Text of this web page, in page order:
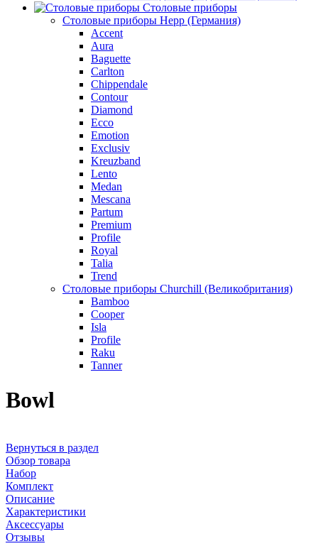
Столовые приборы
Столовые приборы Hepp (Германия)
Accent
Aura
Baguette
Carlton
Chippendale
Contour
Diamond
Ecco
Emotion
Exclusiv
Kreuzband
Lento
Medan
Mescana
Partum
Premium
Profile
Royal
Talia
Trend
Столовые приборы Churchill (Великобритания)
Bamboo
Cooper
Isla
Profile
Raku
Tanner
Bowl
Вернуться в раздел
Обзор товара
Набор
Комплект
Описание
Характеристики
Аксессуары
Отзывы